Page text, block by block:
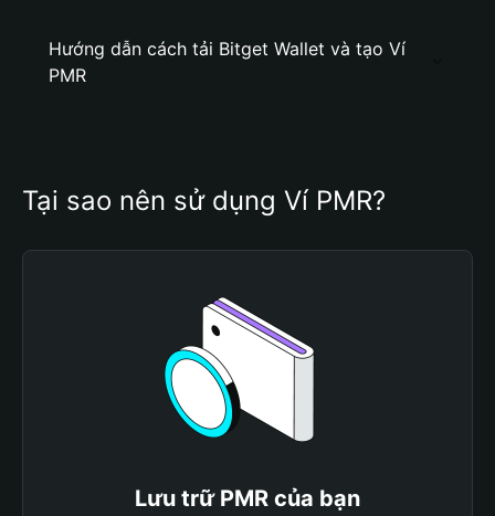
Hướng dẫn cách tải Bitget Wallet và tạo Ví
PMR
Tại sao nên sử dụng Ví PMR?
Lưu trữ PMR của bạn